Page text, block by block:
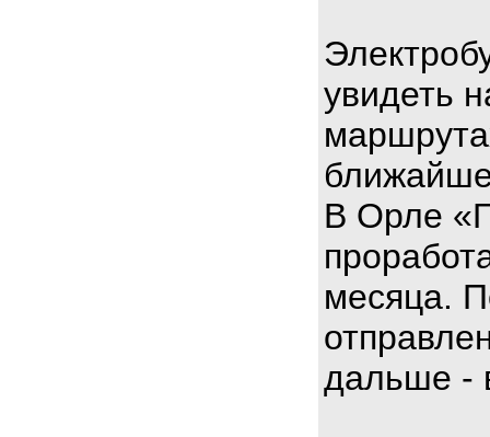
увидеть
В Орле
месяца.
дальше -